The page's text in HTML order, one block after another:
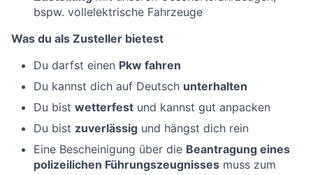
bspw. vollelektrische Fahrzeuge
Was du als Zusteller bietest
Du darfst einen Pkw fahren
Du kannst dich auf Deutsch unterhalten
Du bist wetterfest und kannst gut anpacken
Du bist zuverlässig und hängst dich rein
Eine Bescheinigung über die Beantragung eines
polizeilichen Führungszeugnisses muss zum